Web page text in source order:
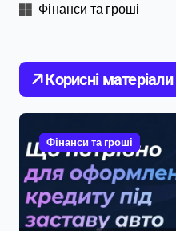
Фінанси та гроші
Корисні матеріали
Фінанси та гроші